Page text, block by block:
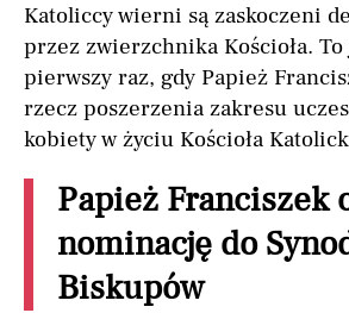
Katoliccy wierni są zaskoczeni
przez zwierzchnika Kościoła.
pierwszy raz, gdy Papież
rzecz poszerzenia zakresu
kobiety w życiu Kościoła
Papież Franciszek
nominację do
Biskupów